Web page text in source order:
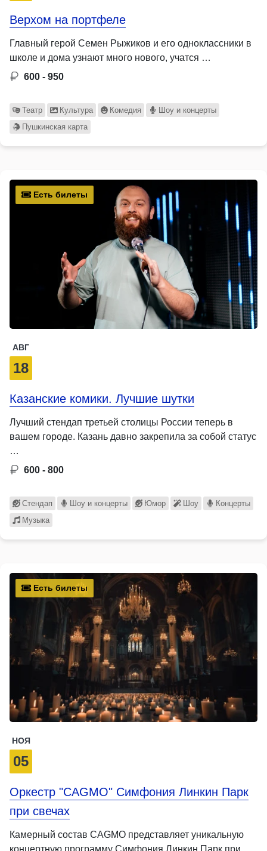
Верхом на портфеле
Главный герой Семен Рыжиков и его одноклассники в
школе и дома узнают много нового, учатся …
600 - 950
Театр Культура Комедия
Шоу и концерты
Пушкинская карта
Есть билеты
АВГ
18
Казанские комики. Лучшие шутки
Лучший стендап третьей столицы России теперь в
вашем городе. Казань давно закрепила за собой статус
…
600 - 800
Стендап Шоу и концерты Юмор Шоу
Концерты
Музыка
Есть билеты
НОЯ
05
Оркестр "CAGMO" Симфония Линкин Парк
при свечах
Камерный состав CAGMO представляет уникальную
концертную программу Симфония Линкин Парк при